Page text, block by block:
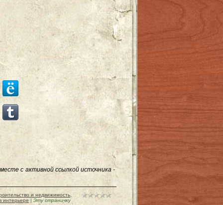
с активной ссылкой источника -
и недвижимость
интерьере | Эту страничку